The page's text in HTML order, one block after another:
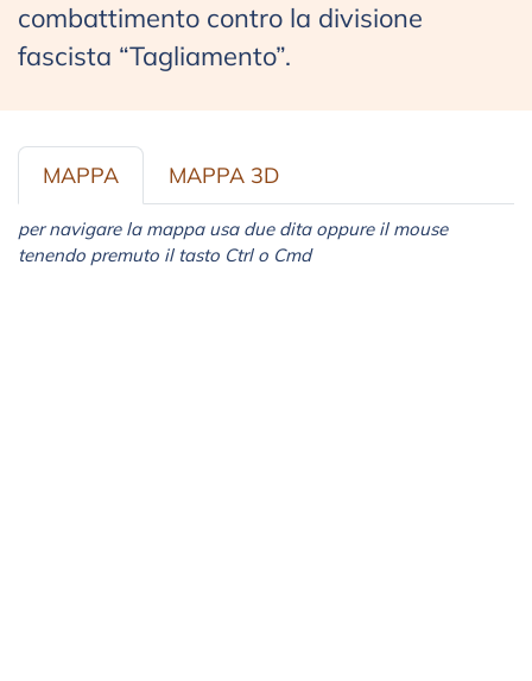
combattimento contro la divisione
fascista “Tagliamento”.
MAPPA MAPPA 3D
per navigare la mappa usa due dita oppure il mouse
tenendo premuto il tasto Ctrl o Cmd